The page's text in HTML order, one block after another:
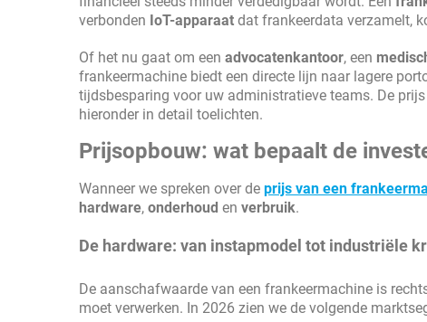
verbonden IoT-apparaat dat frankeerdata verzamelt,
Of het nu gaat om een advocatenkantoor, een
frankeermachine biedt een directe lijn naar lagere
tijdsbesparing voor uw administratieve teams. De
hieronder in detail toelichten.
Prijsopbouw: wat bepaalt de
Wanneer we spreken over de prijs van een
hardware, onderhoud en verbruik.
De hardware: van instapmodel tot industriële
De aanschafwaarde van een frankeermachine is
moet verwerken. In 2026 zien we de volgende